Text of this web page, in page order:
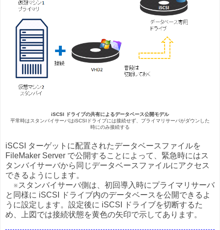
iSCSI ドライブの共有によるデータベース公開モデル
平常時はスタンバイサーバはiSCSIドライブには接続せず、プライマリサーバがダウンした
時にのみ接続する
iSCSI ターゲットに配置されたデータベースファイルを
FileMaker Server で公開することによって、緊急時にはス
タンバイサーバから同じデータベースファイルにアクセス
できるようにします。
※スタンバイサーバ側は、初回導入時にプライマリサーバ
と同様に iSCSI ドライブ内のデータベースを公開できるよ
うに設定します。設定後に iSCSI ドライブを切断するた
め、上図では接続状態を黄色の矢印で示してあります。